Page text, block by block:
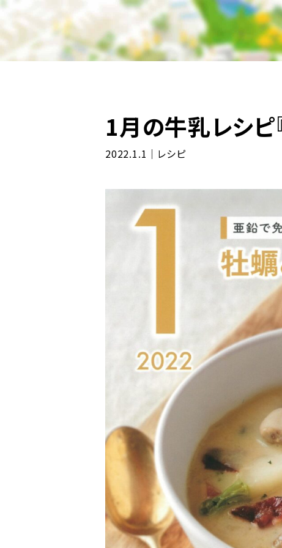
1月の牛乳レシピ
2022.1.1｜レシピ